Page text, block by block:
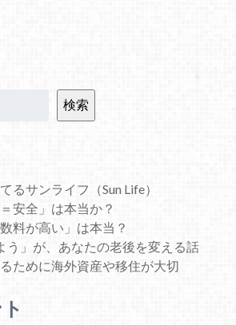
検索
るサンライフ（Sun Life）
安全」は本当か？
料が高い」は本当？
う」が、あなたの老後を変える話
ために海外資産や移住が大切